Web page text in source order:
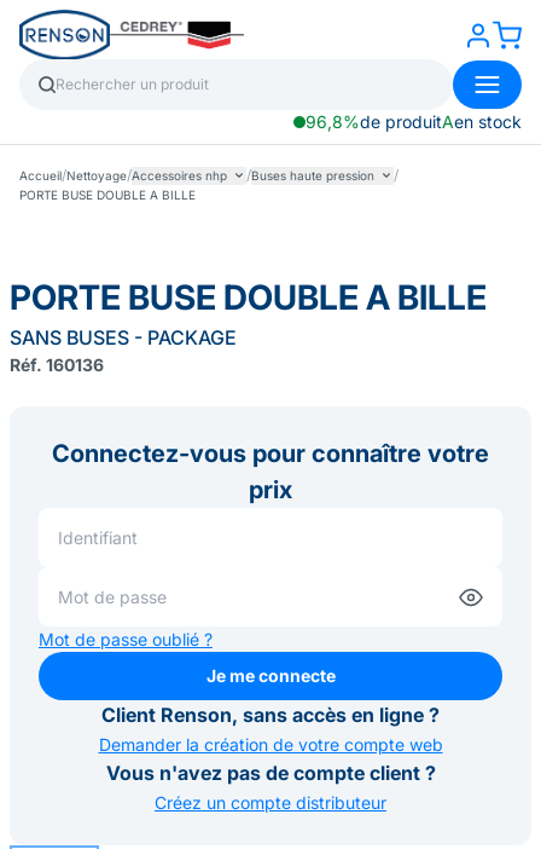
96,8%de produitAen stock
Accueil/Nettoyage/Accessoires nhp /Buses haute pression /
PORTE BUSE DOUBLE A BILLE
PORTE BUSE DOUBLE A BILLE
SANS BUSES - PACKAGE
Réf. 160136
Connectez-vous pour connaître votre
prix
Mot de passe oublié ?
Je me connecte
Je me connecte
Client Renson, sans accès en ligne ?
Demander la création de votre compte web
Vous n'avez pas de compte client ?
Créez un compte distributeur